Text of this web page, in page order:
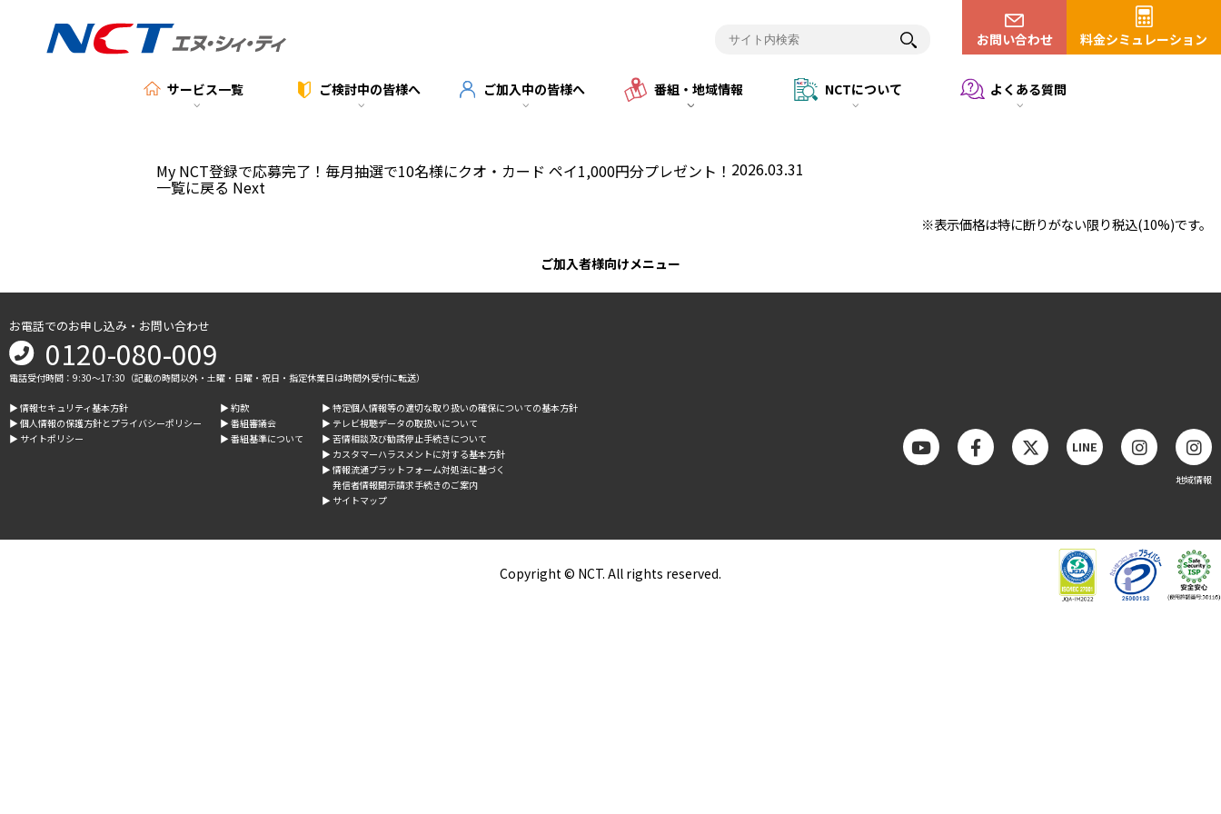
お問い合わせ 料金シミュレーション
サービス一覧 ご検討中の皆様へ ご加入中の皆様へ 番組・地域情報 NCTについて よくある質問
My NCT登録で応募完了！毎月抽選で10名様にクオ・カード ペイ1,000円分プレゼント！ 2026.03.31
一覧に戻る Next
※表示価格は特に断りがない限り税込(10%)です。
ご加入者様向けメニュー
お電話でのお申し込み・お問い合わせ
0120-080-009
電話受付時間：9:30～17:30（記載の時間以外・土曜・日曜・祝日・指定休業日は時間外受付に転送）
▶︎ 情報セキュリティ基本方針
▶︎ 個人情報の保護方針とプライバシーポリシー
▶︎ サイトポリシー
▶︎ 約款
▶︎ 番組審議会
▶︎ 番組基準について
▶︎ 特定個人情報等の適切な取り扱いの確保についての基本方針
▶︎ テレビ視聴データの取扱いについて
▶︎ 苦情相談及び勧誘停止手続きについて
▶︎ カスタマーハラスメントに対する基本方針
▶︎ 情報流通プラットフォーム対処法に基づく
発信者情報開示請求手続きのご案内
▶︎ サイトマップ
LINE
地域情報
Copyright © NCT. All rights reserved.